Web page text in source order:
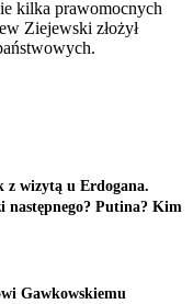
kilka prawomocnych
Ziejewski złożył
z wizytą u Erdogana.
następnego? Putina? Kim
Gawkowskiemu